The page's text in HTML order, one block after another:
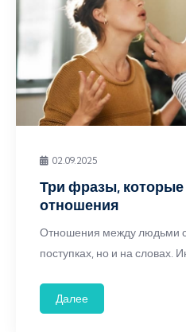
02.09.2025
Три фразы,
отношения
Отношения между людьми
поступках, но и на словах.
Далее